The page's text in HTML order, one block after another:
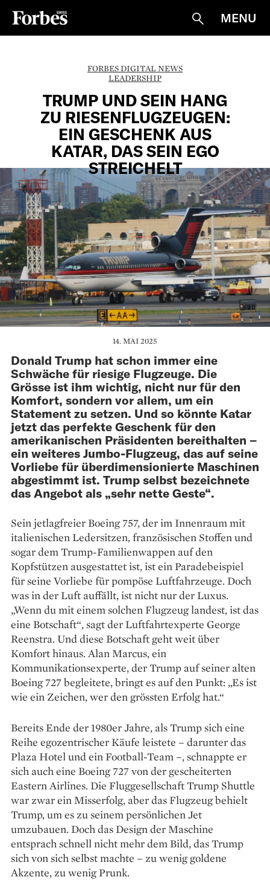
Suche
MENU
FORBES DIGITAL NEWS
LEADERSHIP
TRUMP UND SEIN HANG
ZU RIESENFLUGZEUGEN:
EIN GESCHENK AUS
KATAR, DAS SEIN EGO
STREICHELT
14. MAI 2025
Donald Trump hat schon immer eine
Schwäche für riesige Flugzeuge. Die
Grösse ist ihm wichtig, nicht nur für den
Komfort, sondern vor allem, um ein
Statement zu setzen. Und so könnte Katar
jetzt das perfekte Geschenk für den
amerikanischen Präsidenten bereithalten –
ein weiteres Jumbo-Flugzeug, das auf seine
Vorliebe für überdimensionierte Maschinen
abgestimmt ist. Trump selbst bezeichnete
das Angebot als „sehr nette Geste“.
Sein jetlagfreier Boeing 757, der im Innenraum mit
italienischen Ledersitzen, französischen Stoffen und
sogar dem Trump-Familienwappen auf den
Kopfstützen ausgestattet ist, ist ein Paradebeispiel
für seine Vorliebe für pompöse Luftfahrzeuge. Doch
was in der Luft auffällt, ist nicht nur der Luxus.
„Wenn du mit einem solchen Flugzeug landest, ist das
eine Botschaft“, sagt der Luftfahrtexperte George
Reenstra. Und diese Botschaft geht weit über
Komfort hinaus. Alan Marcus, ein
Kommunikationsexperte, der Trump auf seiner alten
Boeing 727 begleitete, bringt es auf den Punkt: „Es ist
wie ein Zeichen, wer den grössten Erfolg hat.“
Bereits Ende der 1980er Jahre, als Trump sich eine
Reihe egozentrischer Käufe leistete – darunter das
Plaza Hotel und ein Football-Team –, schnappte er
sich auch eine Boeing 727 von der gescheiterten
Eastern Airlines. Die Fluggesellschaft Trump Shuttle
war zwar ein Misserfolg, aber das Flugzeug behielt
Trump, um es zu seinem persönlichen Jet
umzubauen. Doch das Design der Maschine
entsprach schnell nicht mehr dem Bild, das Trump
sich von sich selbst machte – zu wenig goldene
Akzente, zu wenig Prunk.